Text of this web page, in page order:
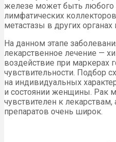
железе может быть любого
лимфатических
метастазы в других органах
На данном этапе
лекарственное лечение —
воздействие при маркерах
чувствительности. Подбор
на индивидуальных
и состоянии женщины. Рак
чувствителен к
препаратов очень широк.